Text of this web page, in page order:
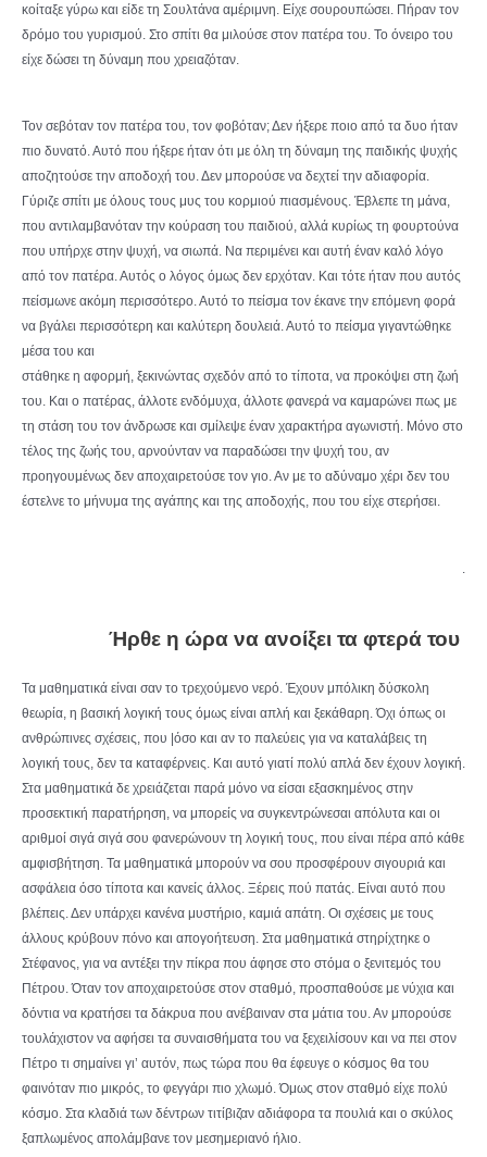
κοίταξε γύρω και είδε τη Σουλτάνα αμέριμνη. Είχε σουρουπώσει. Πήραν τον
δρόμο του γυρισμού. Στο σπίτι θα μιλούσε στον πατέρα του. Το όνειρο του
είχε δώσει τη δύναμη που χρειαζόταν.
Τον σεβόταν τον πατέρα του, τον φοβόταν; Δεν ήξερε ποιο από τα δυο ήταν
πιο δυνατό. Αυτό που ήξερε ήταν ότι με όλη τη δύναμη της παιδικής ψυχής
αποζητούσε την αποδοχή του. Δεν μπορούσε να δεχτεί την αδιαφορία.
Γύριζε σπίτι με όλους τους μυς του κορμιού πιασμένους. Έβλεπε τη μάνα,
που αντιλαμβανόταν την κούραση του παιδιού, αλλά κυρίως τη φουρτούνα
που υπήρχε στην ψυχή, να σιωπά. Να περιμένει και αυτή έναν καλό λόγο
από τον πατέρα. Αυτός ο λόγος όμως δεν ερχόταν. Και τότε ήταν που αυτός
πείσμωνε ακόμη περισσότερο. Αυτό το πείσμα τον έκανε την επόμενη φορά
να βγάλει περισσότερη και καλύτερη δουλειά. Αυτό το πείσμα γιγαντώθηκε
μέσα του και
στάθηκε η αφορμή, ξεκινώντας σχεδόν από το τίποτα, να προκόψει στη ζωή
του. Και ο πατέρας, άλλοτε ενδόμυχα, άλλοτε φανερά να καμαρώνει πως με
τη στάση του τον άνδρωσε και σμίλεψε έναν χαρακτήρα αγωνιστή. Μόνο στο
τέλος της ζωής του, αρνούνταν να παραδώσει την ψυχή του, αν
προηγουμένως δεν αποχαιρετούσε τον γιο. Αν με το αδύναμο χέρι δεν του
έστελνε το μήνυμα της αγάπης και της αποδοχής, που του είχε στερήσει.
.
Ήρθε η ώρα να ανοίξει τα φτερά του
Τα μαθηματικά είναι σαν το τρεχούμενο νερό. Έχουν μπόλικη δύσκολη
θεωρία, η βασική λογική τους όμως είναι απλή και ξεκάθαρη. Όχι όπως οι
ανθρώπινες σχέσεις, που |όσο και αν το παλεύεις για να καταλάβεις τη
λογική τους, δεν τα καταφέρνεις. Και αυτό γιατί πολύ απλά δεν έχουν λογική.
Στα μαθηματικά δε χρειάζεται παρά μόνο να είσαι εξασκημένος στην
προσεκτική παρατήρηση, να μπορείς να συγκεντρώνεσαι απόλυτα και οι
αριθμοί σιγά σιγά σου φανερώνουν τη λογική τους, που είναι πέρα από κάθε
αμφισβήτηση. Τα μαθηματικά μπορούν να σου προσφέρουν σιγουριά και
ασφάλεια όσο τίποτα και κανείς άλλος. Ξέρεις πού πατάς. Είναι αυτό που
βλέπεις. Δεν υπάρχει κανένα μυστήριο, καμιά απάτη. Οι σχέσεις με τους
άλλους κρύβουν πόνο και απογοήτευση. Στα μαθηματικά στηρίχτηκε ο
Στέφανος, για να αντέξει την πίκρα που άφησε στο στόμα ο ξενιτεμός του
Πέτρου. Όταν τον αποχαιρετούσε στον σταθμό, προσπαθούσε με νύχια και
δόντια να κρατήσει τα δάκρυα που ανέβαιναν στα μάτια του. Αν μπορούσε
τουλάχιστον να αφήσει τα συναισθήματα του να ξεχειλίσουν και να πει στον
Πέτρο τι σημαίνει γι’ αυτόν, πως τώρα που θα έφευγε ο κόσμος θα του
φαινόταν πιο μικρός, το φεγγάρι πιο χλωμό. Όμως στον σταθμό είχε πολύ
κόσμο. Στα κλαδιά των δέντρων τιτίβιζαν αδιάφορα τα πουλιά και ο σκύλος
ξαπλωμένος απολάμβανε τον μεσημεριανό ήλιο.